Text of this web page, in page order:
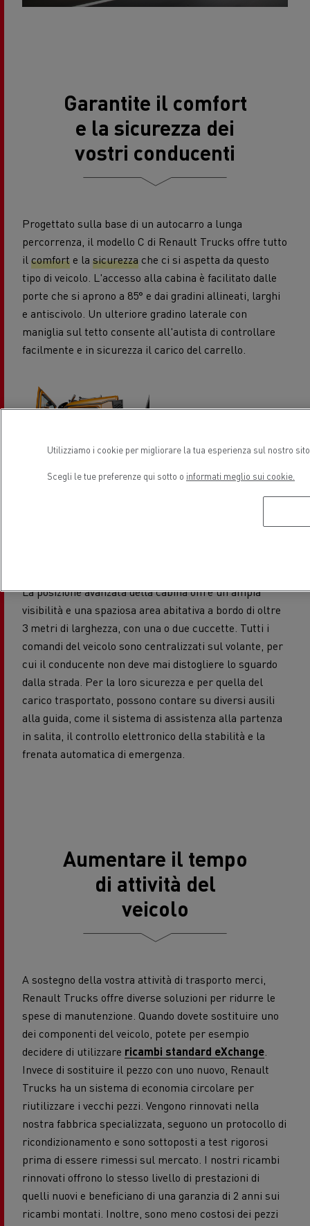
Garantite il comfort
e la sicurezza dei
vostri conducenti
Progettato sulla base di un autocarro a lunga
percorrenza, il modello C di Renault Trucks offre tutto
il comfort e la sicurezza che ci si aspetta da questo
tipo di veicolo. L'accesso alla cabina è facilitato dalle
porte che si aprono a 85° e dai gradini allineati, larghi
e antiscivolo. Un ulteriore gradino laterale con
maniglia sul tetto consente all'autista di controllare
facilmente e in sicurezza il carico del carrello.
La posizione avanzata della cabina offre un'ampia
visibilità e una spaziosa area abitativa a bordo di oltre
3 metri di larghezza, con una o due cuccette. Tutti i
comandi del veicolo sono centralizzati sul volante, per
cui il conducente non deve mai distogliere lo sguardo
dalla strada. Per la loro sicurezza e per quella del
carico trasportato, possono contare su diversi ausili
alla guida, come il sistema di assistenza alla partenza
in salita, il controllo elettronico della stabilità e la
frenata automatica di emergenza.
Aumentare il tempo
di attività del
veicolo
A sostegno della vostra attività di trasporto merci,
Renault Trucks offre diverse soluzioni per ridurre le
spese di manutenzione. Quando dovete sostituire uno
dei componenti del veicolo, potete per esempio
decidere di utilizzare ricambi standard eXchange
Invece di sostituire il pezzo con uno nuovo, Renault
Trucks ha un sistema di economia circolare per
riutilizzare i vecchi pezzi. Vengono rinnovati nella
nostra fabbrica specializzata, seguono un protocollo di
ricondizionamento e sono sottoposti a test rigorosi
prima di essere rimessi sul mercato. I nostri ricambi
rinnovati offrono lo stesso livello di prestazioni di
quelli nuovi e beneficiano di una garanzia di 2 anni sui
ricambi montati. Inoltre, sono meno costosi dei pezzi
Utilizziamo i cookie per migliorare la tua esperienza sul nostro
Scegli le tue preferenze qui sotto o informati meglio sui cookie.